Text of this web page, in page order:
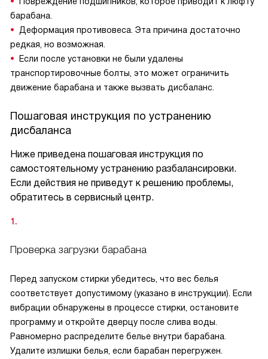
барабана.
Деформация противовеса. Эта причина достаточно
редкая, но возможная.
Если после установки не были удалены
транспортировочные болты, это может ограничить
движение барабана и также вызвать дисбаланс.
Пошаговая инструкция по устранению
дисбаланса
Ниже приведена пошаговая инструкция по
самостоятельному устранению разбалансировки.
Если действия не приведут к решению проблемы,
обратитесь в сервисный центр.
Проверка загрузки барабана
Перед запуском стирки убедитесь, что вес белья
соответствует допустимому (указано в инструкции). Если
вибрации обнаружены в процессе стирки, остановите
программу и откройте дверцу после слива воды.
Равномерно распределите белье внутри барабана.
Удалите излишки белья, если барабан перегружен.